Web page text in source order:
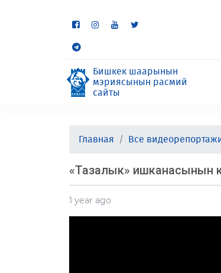
Бишкек шаарынын
мэриясынын расмий
сайты
Главная Все
«Тазалык» ишканасынын
1 year ago